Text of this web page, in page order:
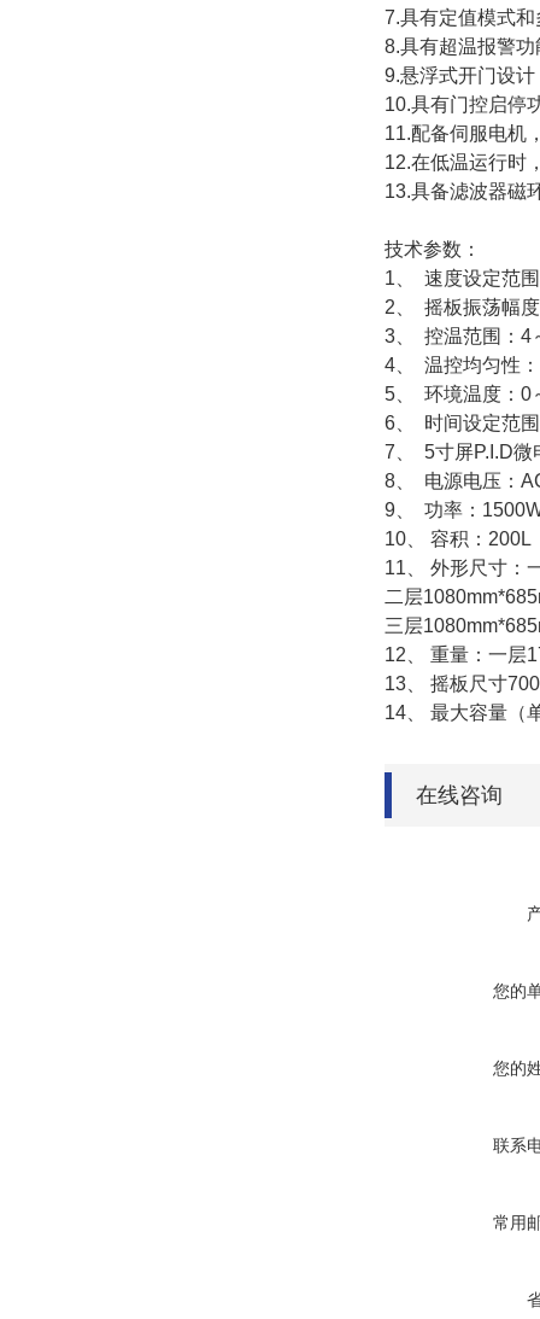
7.具有定值模式
8.具有超温报警
9.悬浮式开门设
10.具有门控启停
11.配备伺服电机
12.在低温运行时
13.具备滤波器磁
技术参数：
1、 速度设定范
2、 摇板振荡幅
3、 控温范围：
4、 温控均匀性
5、 环境温度：
6、 时间设定范
7、 5寸屏P.I.D微
8、 电源电压：
9、 功率：
10、 容积：200L
11、 外形尺寸：
二层
三层
12、 重量：一层
13、 摇板尺寸
14、 最大容量（
在线咨询
您的
您的
联系
常用